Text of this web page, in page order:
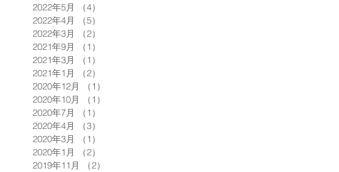
2022年5月
（4）
2022年4月
（5）
2022年3月
（2）
2021年9月
（1）
2021年3月
（1）
2021年1月
（2）
2020年12月
（1）
2020年10月
（1）
2020年7月
（1）
2020年4月
（3）
2020年3月
（1）
2020年1月
（2）
2019年11月
（2）